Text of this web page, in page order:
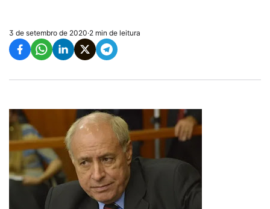
3 de setembro de 2020·2 min de leitura